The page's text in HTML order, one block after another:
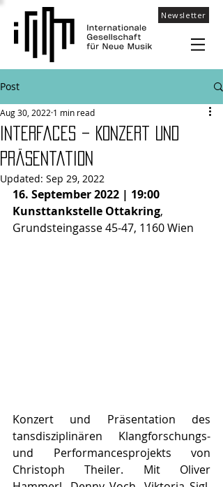
Newsletter
Post
Interfaces – Konzert und
Präsentation
Aug 30, 2022 1 min read
Updated: Sep 29, 2022
16. September 2022 | 19:00
Kunsttankstelle Ottakring,
Grundsteingasse 45-47, 1160 Wien
Konzert und Präsentation des
tansdisziplinären Klangforschungs-
und Performancesprojekts von
Christoph Theiler. Mit Oliver